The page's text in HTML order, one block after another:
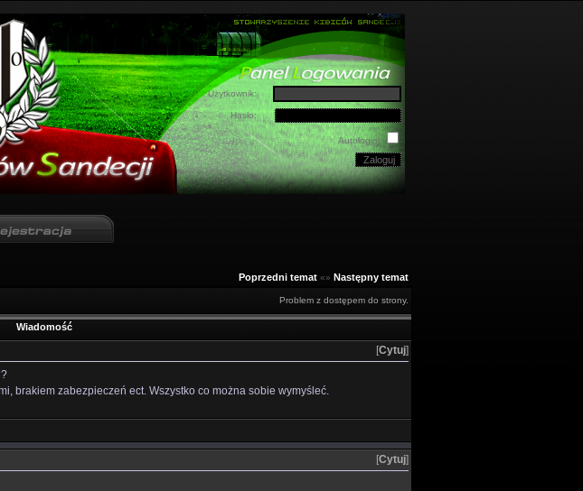
Użytkownik:
Hasło:
Autologin:
Poprzedni temat «» Następny temat
Problem z dostępem do strony.
Wiadomość
[Cytuj]
brakiem zabezpieczeń ect. Wszystko co można sobie wymyśleć.
[Cytuj]